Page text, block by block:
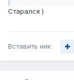
Старался )
Вставить ник